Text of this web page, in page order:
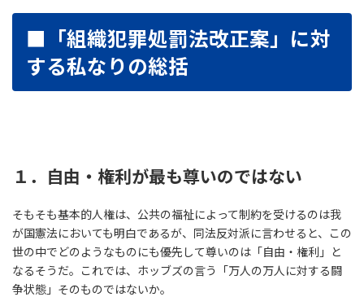
■「組織犯罪処罰法改正案」に対
する私なりの総括
１．自由・権利が最も尊いのではない
そもそも基本的人権は、公共の福祉によって制約を受けるのは我
が国憲法においても明白であるが、同法反対派に言わせると、この
世の中でどのようなものにも優先して尊いのは「自由・権利」と
なるそうだ。これでは、ホッブズの言う「万人の万人に対する闘
争状態」そのものではないか。